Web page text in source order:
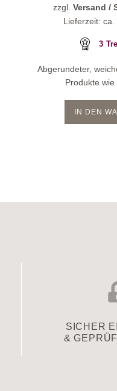
zzgl. Versand /
Lieferzeit:
3
Abgerundeter,
Produkte wie
IN DEN
SICHER
&